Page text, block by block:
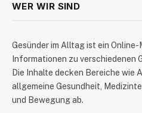
WER WIR SIND
​Gesünder im Alltag ist ein
Informationen zu verschiedenen
Die Inhalte decken Bereiche wie
allgemeine Gesundheit,
und Bewegung ab.